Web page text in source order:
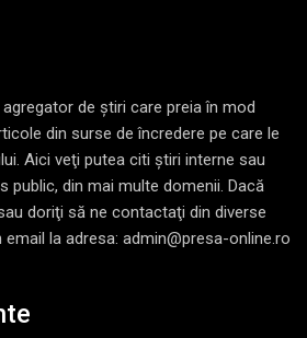
de ştiri care preia în mod
din surse de încredere pe care le
Aici veţi putea citi ştiri interne sau
public, din mai multe domenii. Dacă
doriţi să ne contactaţi din diverse
la adresa: admin@presa-online.ro